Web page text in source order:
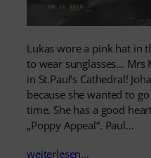
Lukas wore a pink hat in
to wear sunglasses… Mrs
in St.Paul’s Cathedral!
because she wanted to
time. She has a good
„Poppy Appeal“. Paul…
weiterlesen…